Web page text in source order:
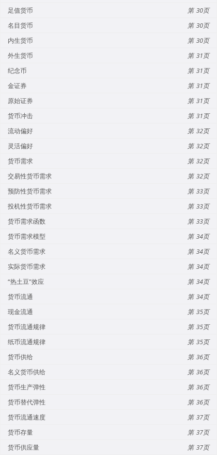
足值货币
30
名目货币
30
内生货币
30
外生货币
31
纪念币
31
金证券
31
原始证券
31
货币冲击
31
流动偏好
32
灵活偏好
32
货币需求
32
交易性货币需求
32
预防性货币需求
33
投机性货币需求
33
货币需求函数
33
货币需求模型
34
名义货币需求
34
实际货币需求
34
“热土豆”效应
34
货币流通
34
现金流通
35
货币流通规律
35
纸币流通规律
35
货币供给
36
名义货币供给
36
货币生产弹性
36
货币替代弹性
36
货币流通速度
37
货币存量
37
货币供应量
37